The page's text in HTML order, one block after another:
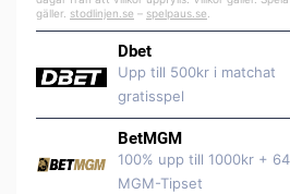
gäller. stodlinjen.se – spelpaus.se
Dbet
Upp till 500kr i matchat
gratisspel
BetMGM
100% upp till 1000kr +
MGM-Tipset